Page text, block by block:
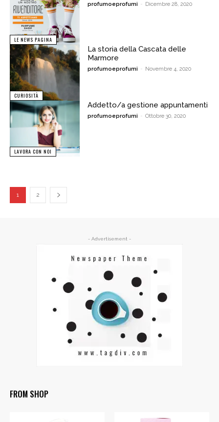
LE NEWS PAGINA
profumoeprofumi - Dicembre 28, 2020
CURIOSITÀ
La storia della Cascata delle
Marmore
profumoeprofumi - Novembre 4, 2020
LAVORA CON NOI
Addetto/a gestione appuntamenti
profumoeprofumi - Ottobre 30, 2020
1 2
- Advertisement -
FROM SHOP